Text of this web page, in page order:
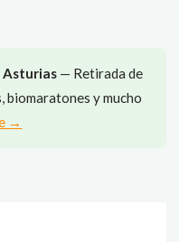
— Retirada de
biomaratones y mucho
→